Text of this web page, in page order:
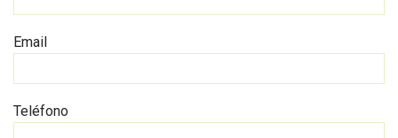
Email
Teléfono